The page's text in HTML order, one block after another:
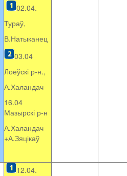
02.04.
Тураў,
В.Натыканец
03.04
Лоеўскі р-н.,
А.Халандач
16.04
Мазырскі р-н
А.Халандач
+А.Зяцікаў
12.04.